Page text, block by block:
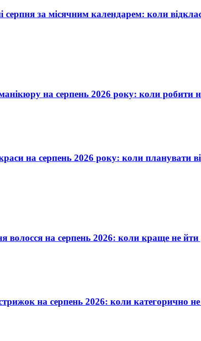
серпня за місячним календарем: коли
на серпень 2026 року: коли робити
на серпень 2026 року: коли планувати
волосся на серпень 2026: коли краще не йти
на серпень 2026: коли категорично